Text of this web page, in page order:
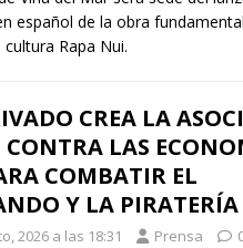
español de la obra
Rapa Nui.
CREA LA
LAS
COMBATIR EL
Y LA PIRATERÍA
2026 a las 18:31 Prensa